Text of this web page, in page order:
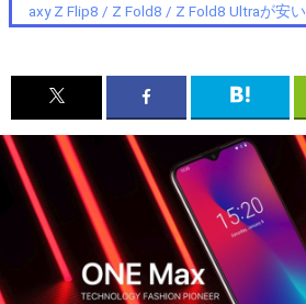
axy Z Flip8 / Z Fold8 / Z Fold8 Ultraが安い